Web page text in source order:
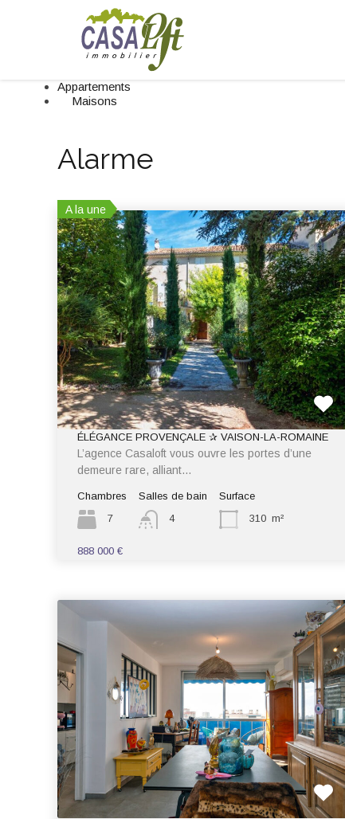
Appartements
Maisons
Alarme
A la une
ÉLÉGANCE PROVENÇALE ✰ VAISON-LA-ROMAINE
L’agence Casaloft vous ouvre les portes d’une
demeure rare, alliant…
Chambres
7
Salles de bain
4
Surface
310 m²
888 000 €